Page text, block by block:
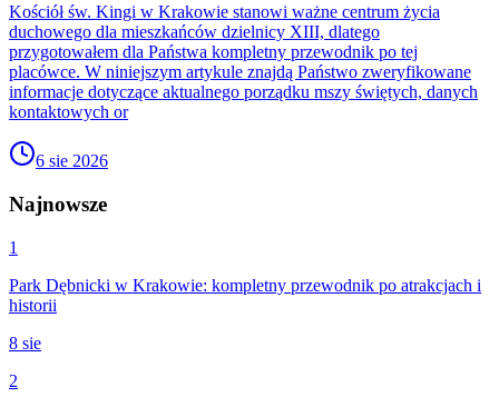
Kościół św. Kingi w Krakowie stanowi ważne centrum życia
duchowego dla mieszkańców dzielnicy XIII, dlatego
przygotowałem dla Państwa kompletny przewodnik po tej
placówce. W niniejszym artykule znajdą Państwo zweryfikowane
informacje dotyczące aktualnego porządku mszy świętych, danych
kontaktowych or
6 sie 2026
Najnowsze
1
Park Dębnicki w Krakowie: kompletny przewodnik po atrakcjach i
historii
8 sie
2